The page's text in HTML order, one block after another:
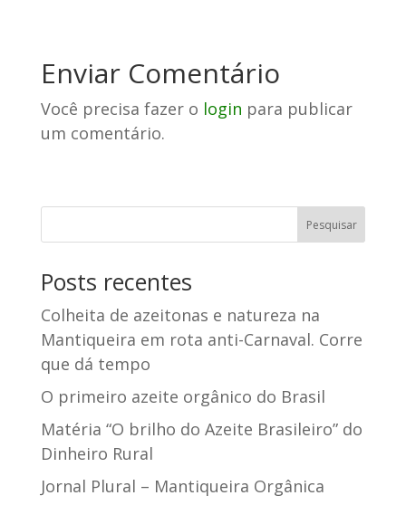
Enviar Comentário
Você precisa fazer o login para publicar
um comentário.
Posts recentes
Colheita de azeitonas e natureza na
Mantiqueira em rota anti-Carnaval. Corre
que dá tempo
O primeiro azeite orgânico do Brasil
Matéria “O brilho do Azeite Brasileiro” do
Dinheiro Rural
Jornal Plural – Mantiqueira Orgânica